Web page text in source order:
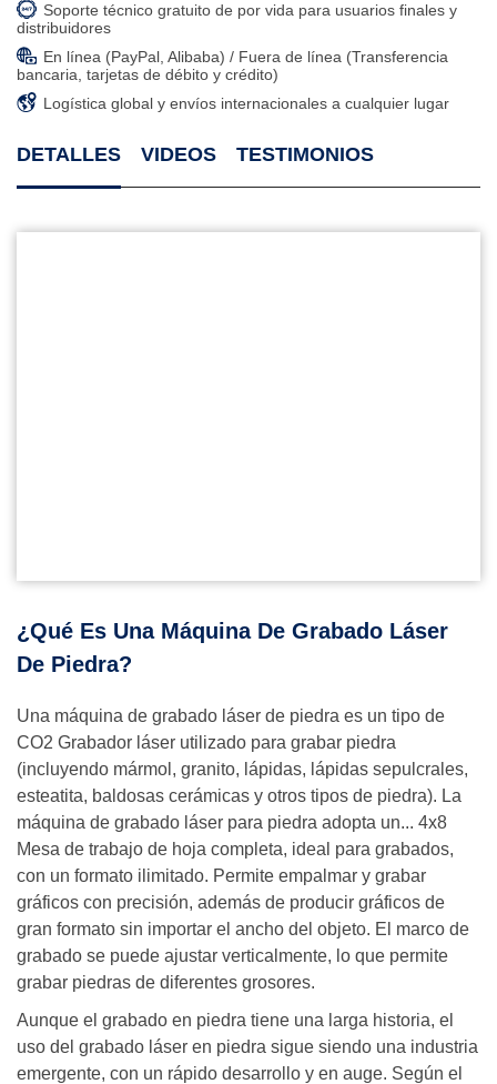
Soporte técnico gratuito de por vida para usuarios finales y
distribuidores
En línea (PayPal, Alibaba) / Fuera de línea (Transferencia
bancaria, tarjetas de débito y crédito)
Logística global y envíos internacionales a cualquier lugar
DETALLES VIDEOS TESTIMONIOS
¿Qué Es Una Máquina De Grabado Láser
De Piedra?
Una máquina de grabado láser de piedra es un tipo de
CO2 Grabador láser utilizado para grabar piedra
(incluyendo mármol, granito, lápidas, lápidas sepulcrales,
esteatita, baldosas cerámicas y otros tipos de piedra). La
máquina de grabado láser para piedra adopta un... 4x8
Mesa de trabajo de hoja completa, ideal para grabados,
con un formato ilimitado. Permite empalmar y grabar
gráficos con precisión, además de producir gráficos de
gran formato sin importar el ancho del objeto. El marco de
grabado se puede ajustar verticalmente, lo que permite
grabar piedras de diferentes grosores.
Aunque el grabado en piedra tiene una larga historia, el
uso del grabado láser en piedra sigue siendo una industria
emergente, con un rápido desarrollo y en auge. Según el